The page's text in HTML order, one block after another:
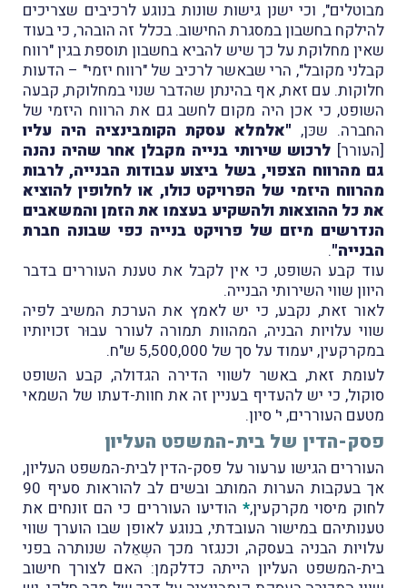
מבוטלים", וכי ישנן גישות שונות בנוגע לרכיבים שצריכים
להילקח בחשבון במסגרת החישוב. בכלל זה הובהר, כי בעוד
שאין מחלוקת על כך שיש להביא בחשבון תוספת בגין "רווח
קבלני מקובל", הרי שבאשר לרכיב של "רווח יזמי" – הדעות
חלוקות. עם זאת, אף בהינתן שהדבר שנוי במחלוקת, קבעה
השופט, כי אכן היה מקום לחשב גם את הרווח היזמי של
החברה. שכּן, "אלמלא עסקת הקומבינציה היה עליו
[העורר] לרכוש שירותי בנייה מקבלן אחר שהיה נהנה
גם מהרווח הצפוי, בשל ביצוע עבודות הבנייה, לרבות
מהרווח היזמי של הפרויקט כולו, או לחלופין להוציא
את כל ההוצאות ולהשקיע בעצמו את הזמן והמשאבים
הנדרשים מיזם של פרויקט בנייה כפי שבונה חברת
הבנייה".
עוד קבע השופט, כי אין לקבל את טענת העוררים בדבר
היוון שווי השירותי הבנייה.
לאור זאת, נקבע, כי יש לאמץ את הערכת המשיב לפיה
שווי עלויות הבניה, המהוות תמורה לעורר עבוּר זכויותיו
במקרקעין, יעמוד על סך של 5,500,000 ש"ח.
לעומת זאת, באשר לשווי הדירה הגדולה, קבע השופט
סוקול, כי יש להעדיף בעניין זה את חוות-דעתו של השמאי
מטעם העוררים, י' סיון.
פסק-הדין של בית-המשפט העליון
העוררים הגישו ערעור על פסק-הדין לבית-המשפט העליון,
אך בעקבות הערות המותב ובשים לב להוראות סעיף 90
לחוק מיסוי מקרקעין,* הודיעו העוררים כי הם זונחים את
טענותיהם במישור העובדתי, בנוגע לאופן שבו הוערך שווי
עלויות הבניה בעסקה, וכנגזר מכך השְאֵלה שנותרה בפני
בית-המשפט העליון הייתה כדלקמן: האם לצורך חישוב